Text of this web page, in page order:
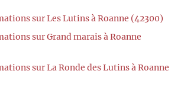
sur Les Lutins à Roanne (42300)
sur Grand marais à Roanne
sur La Ronde des Lutins à Roanne